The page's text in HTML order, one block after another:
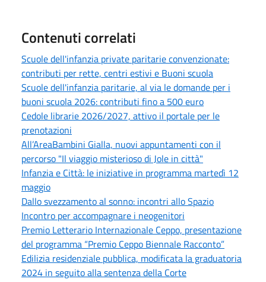
Contenuti correlati
Scuole dell'infanzia private paritarie convenzionate:
contributi per rette, centri estivi e Buoni scuola
Scuole dell'infanzia paritarie, al via le domande per i
buoni scuola 2026: contributi fino a 500 euro
Cedole librarie 2026/2027, attivo il portale per le
prenotazioni
All’AreaBambini Gialla, nuovi appuntamenti con il
percorso "Il viaggio misterioso di Jole in città"
Infanzia e Città: le iniziative in programma martedì 12
maggio
Dallo svezzamento al sonno: incontri allo Spazio
Incontro per accompagnare i neogenitori
Premio Letterario Internazionale Ceppo, presentazione
del programma “Premio Ceppo Biennale Racconto”
Edilizia residenziale pubblica, modificata la graduatoria
2024 in seguito alla sentenza della Corte